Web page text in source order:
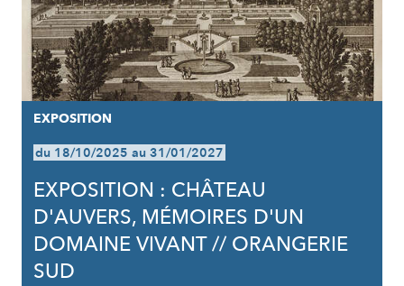
EXPOSITION
du 18/10/2025 au 31/01/2027
EXPOSITION : CHÂTEAU
D'AUVERS, MÉMOIRES D'UN
DOMAINE VIVANT // ORANGERIE
SUD